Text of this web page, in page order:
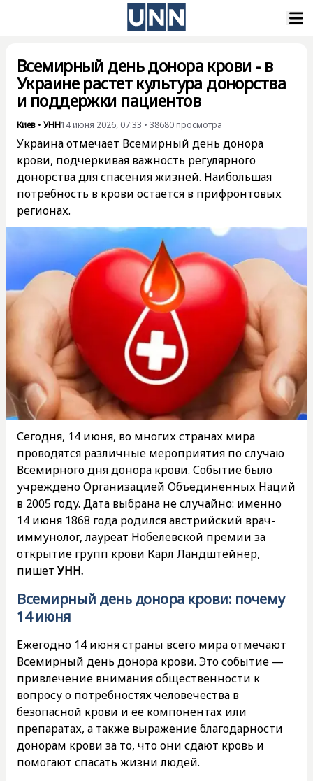
Всемирный день донора крови - в
Украине растет культура донорства
и поддержки пациентов
Киев • УНН14 июня 2026, 07:33 • 38680 просмотра
Украина отмечает Всемирный день донора
крови, подчеркивая важность регулярного
донорства для спасения жизней. Наибольшая
потребность в крови остается в прифронтовых
регионах.
Сегодня, 14 июня, во многих странах мира
проводятся различные мероприятия по случаю
Всемирного дня донора крови. Событие было
учреждено Организацией Объединенных Наций
в 2005 году. Дата выбрана не случайно: именно
14 июня 1868 года родился австрийский врач-
иммунолог, лауреат Нобелевской премии за
открытие групп крови Карл Ландштейнер,
пишетУНН.
Всемирный день донора крови: почему
14 июня
Ежегодно 14 июня страны всего мира отмечают
Всемирный день донора крови. Это событие —
привлечение внимания общественности к
вопросу о потребностях человечества в
безопасной крови и ее компонентах или
препаратах, а также выражение благодарности
донорам крови за то, что они сдают кровь и
помогают спасать жизни людей.